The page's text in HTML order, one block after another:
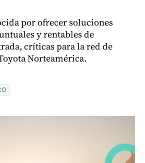
por ofrecer soluciones
y rentables de
críticas para la red de
Norteamérica.